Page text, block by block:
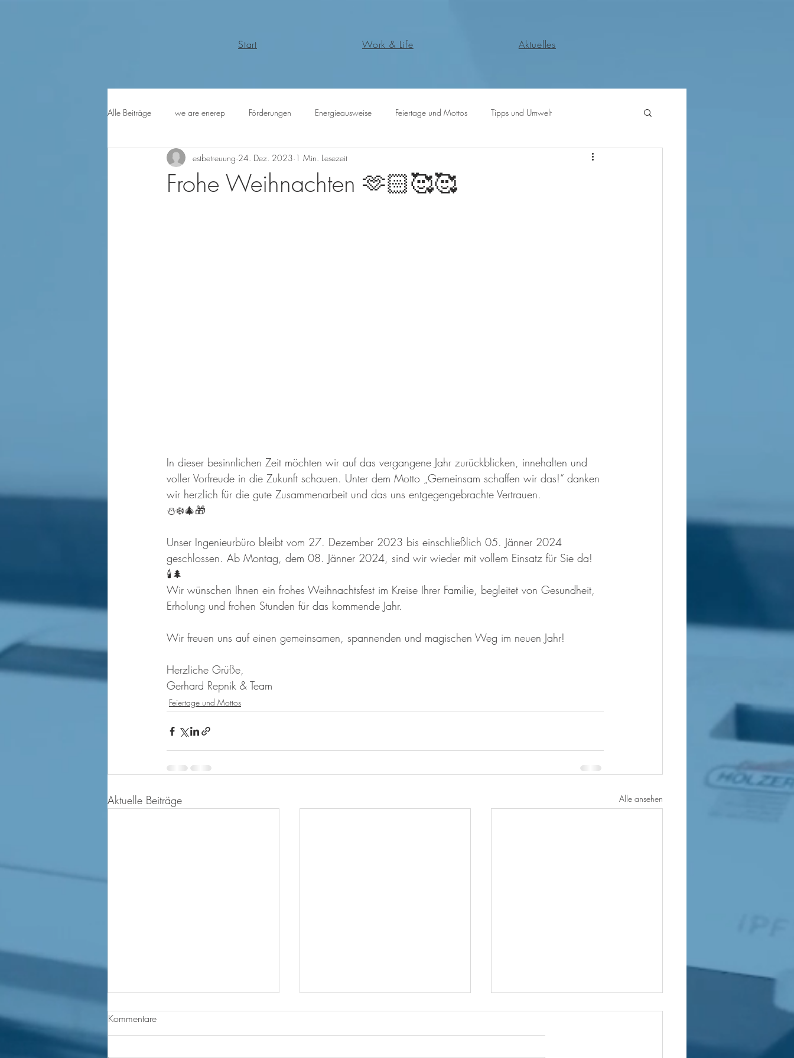
Start Work & Life Aktuelles
Alle Beiträge we are enerep Förderungen Energieausweise Feiertage und Mottos Tipps und Umwelt
Frohe Weihnachten 🫶🏻🥰🥰
estbetreuung 24. Dez. 2023 1 Min. Lesezeit
In dieser besinnlichen Zeit möchten wir auf das vergangene Jahr zurückblicken, innehalten und
voller Vorfreude in die Zukunft schauen. Unter dem Motto „Gemeinsam schaffen wir das!“ danken
wir herzlich für die gute Zusammenarbeit und das uns entgegengebrachte Vertrauen.
⛄❄️🎄🎁
Unser Ingenieurbüro bleibt vom 27. Dezember 2023 bis einschließlich 05. Jänner 2024
geschlossen. Ab Montag, dem 08. Jänner 2024, sind wir wieder mit vollem Einsatz für Sie da!
🕯️🌲
Wir wünschen Ihnen ein frohes Weihnachtsfest im Kreise Ihrer Familie, begleitet von Gesundheit,
Erholung und frohen Stunden für das kommende Jahr.
Wir freuen uns auf einen gemeinsamen, spannenden und magischen Weg im neuen Jahr!
Herzliche Grüße,
Gerhard Repnik & Team
Feiertage und Mottos
Aktuelle Beiträge Alle ansehen
Kommentare